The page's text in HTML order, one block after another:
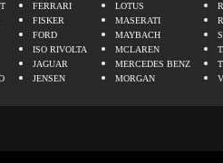
FERRARI
FISKER
FORD
ISO RIVOLTA
JAGUAR
JENSEN
LOTUS
MASERATI
MAYBACH
MCLAREN
MERCEDES BENZ
MORGAN